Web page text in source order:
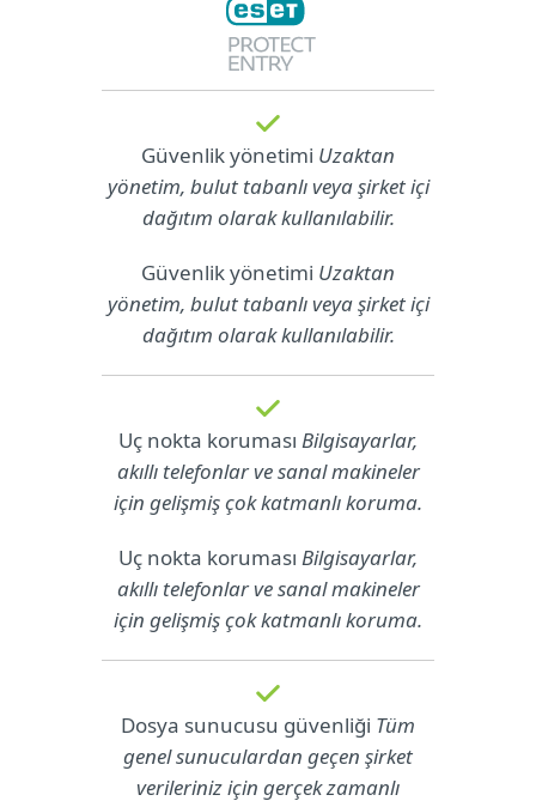
Güvenlik yönetimi Uzaktan
yönetim, bulut tabanlı veya şirket içi
dağıtım olarak kullanılabilir.
Güvenlik yönetimi Uzaktan
yönetim, bulut tabanlı veya şirket içi
dağıtım olarak kullanılabilir.
Uç nokta koruması Bilgisayarlar,
akıllı telefonlar ve sanal makineler
için gelişmiş çok katmanlı koruma.
Uç nokta koruması Bilgisayarlar,
akıllı telefonlar ve sanal makineler
için gelişmiş çok katmanlı koruma.
Dosya sunucusu güvenliği Tüm
genel sunuculardan geçen şirket
verileriniz için gerçek zamanlı